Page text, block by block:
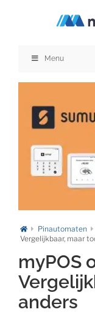
Menu
Pinautomaten
Vergelijkbaar, maar
myPOS
anders